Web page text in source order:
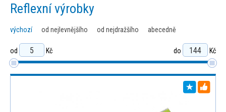
reflexní výrobky
výchozí od nejlevnějšího od nejdražšího abecedně
od Kč do Kč